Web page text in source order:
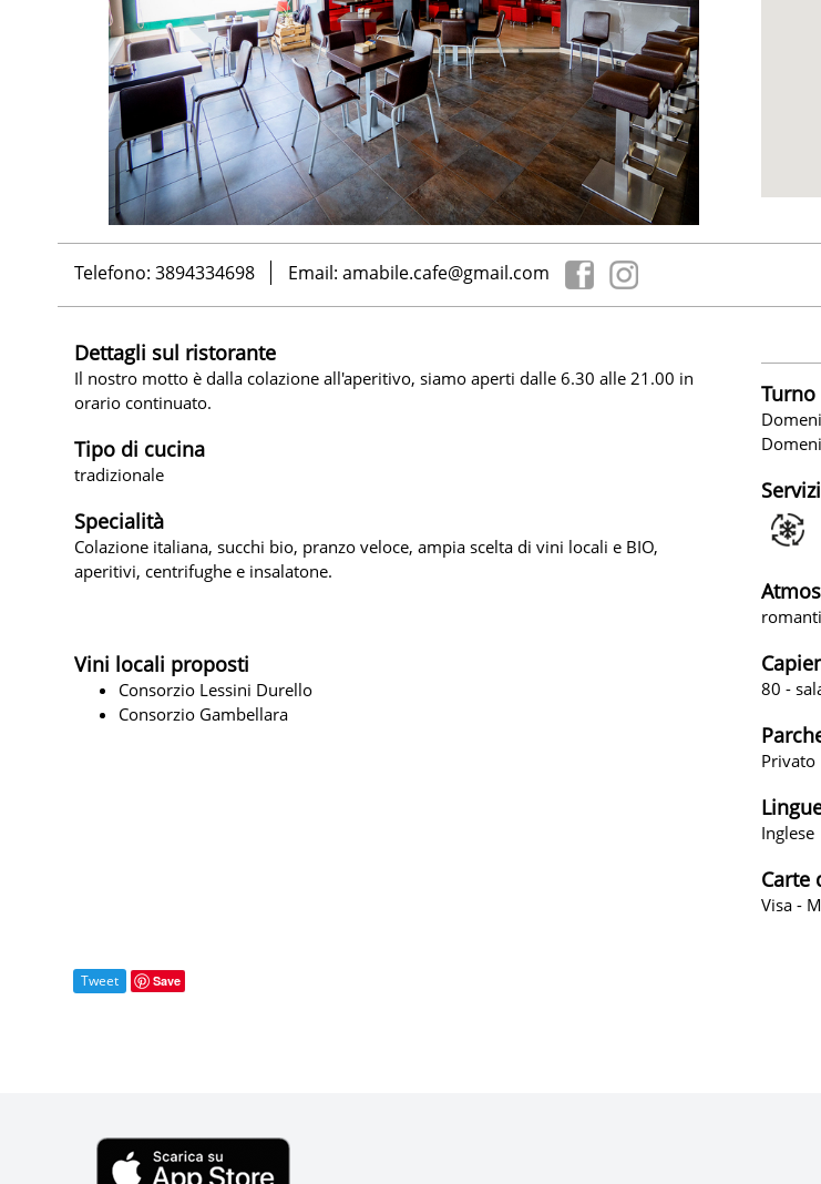
Telefono: 3894334698 Email: amabile.cafe@gmail.com
Dettagli sul ristorante
Il nostro motto è dalla colazione all'aperitivo, siamo aperti dalle 6.30 alle 21.00 in
orario continuato.
Tipo di cucina
tradizionale
Specialità
Colazione italiana, succhi bio, pranzo veloce, ampia scelta di vini locali e BIO,
aperitivi, centrifughe e insalatone.
Vini locali proposti
Consorzio Lessini Durello
Consorzio Gambellara
Servizi
80 -
Privato
Inglese
Carte
Visa -
Tweet Save